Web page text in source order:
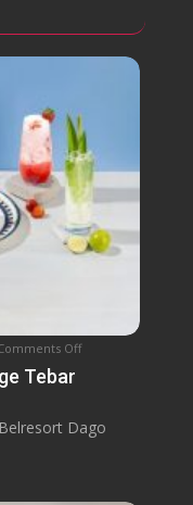
Offo
Tebar
Dago